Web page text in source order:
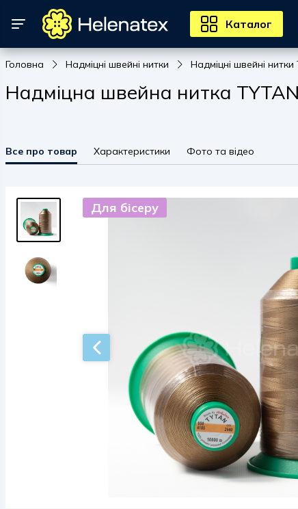
Каталог
Головна Надміцні швейні нитки Надміцні швейні
Надміцна швейна нитка
Все про товар Характеристики Фото та відео
Для бісеру
Для бісеру